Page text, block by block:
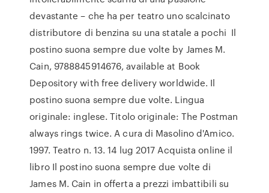
devastante – che ha per teatro uno scalcinato
distributore di benzina su una statale a pochi Il
postino suona sempre due volte by James M.
Cain, 9788845914676, available at Book
Depository with free delivery worldwide. Il
postino suona sempre due volte. Lingua
originale: inglese. Titolo originale: The Postman
always rings twice. A cura di Masolino d'Amico.
1997. Teatro n. 13. 14 lug 2017 Acquista online il
libro Il postino suona sempre due volte di
James M. Cain in offerta a prezzi imbattibili su